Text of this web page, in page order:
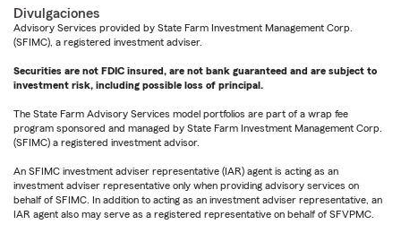
Divulgaciones
Advisory Services provided by State Farm Investment Management Corp.
(SFIMC), a registered investment adviser.
Securities are not FDIC insured, are not bank guaranteed and are subject to
investment risk, including possible loss of principal.
The State Farm Advisory Services model portfolios are part of a wrap fee
program sponsored and managed by State Farm Investment Management Corp.
(SFIMC) a registered investment advisor.
An SFIMC investment adviser representative (IAR) agent is acting as an
investment adviser representative only when providing advisory services on
behalf of SFIMC. In addition to acting as an investment adviser representative, an
IAR agent also may serve as a registered representative on behalf of SFVPMC.